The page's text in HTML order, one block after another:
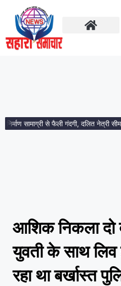
सामाग्री से फैली गंदगी, दलित नेत्री सीमा
आशिक निकला दो
युवती के साथ
रहा था बर्खास्त